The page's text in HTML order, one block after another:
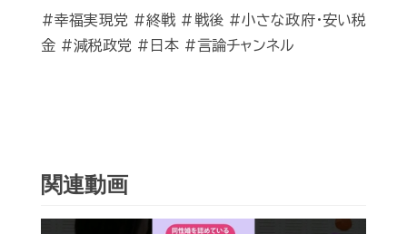
#幸福実現党 #終戦 #戦後 #小さな政府・安い税
金 #減税政党 #日本 #言論チャンネル
関連動画